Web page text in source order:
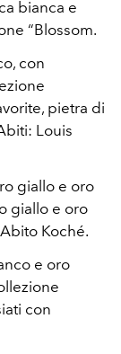
bianca e
“Blossom.
con
pietra di
Louis
giallo e oro
giallo e oro
Koché.
e oro
con